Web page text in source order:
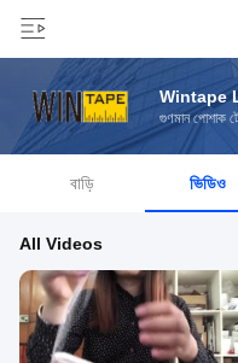
Wintape
গুণমান পোশাক
বাড়ি ভিডিও
All Videos